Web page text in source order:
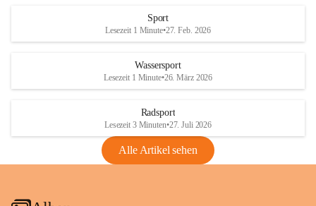
Rebe und der Amerikanischen
Anhang VBl. EU Nr. 18
1 Seite•1,4 MB
VBl. EU Nr. 18_2026
Sport
Lesezeit 1 Minute•27. Feb. 2026
Wassersport
Lesezeit 1 Minute•26. März 2026
Radsport
Lesezeit 3 Minuten•27. Juli 2026
Alle Artikel sehen